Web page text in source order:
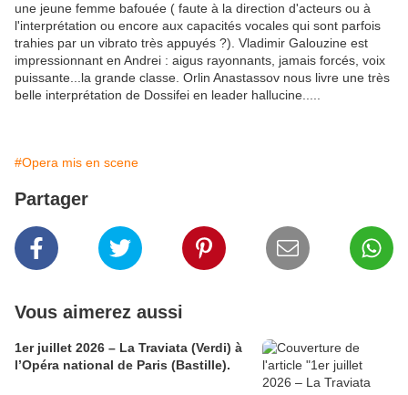
une jeune femme bafouée ( faute à la direction d'acteurs ou à
l'interprétation ou encore aux capacités vocales qui sont parfois
trahies par un vibrato très appuyés ?). Vladimir Galouzine est
impressionnant en Andrei : aigus rayonnants, jamais forcés, voix
puissante...la grande classe. Orlin Anastassov nous livre une très
belle interprétation de Dossifei en leader hallucine.....
#Opera mis en scene
Partager
Vous aimerez aussi
1er juillet 2026 – La Traviata (Verdi) à
l’Opéra national de Paris (Bastille).